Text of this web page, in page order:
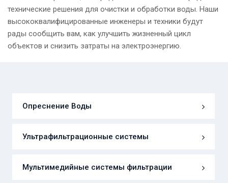
технические решения для очистки и обработки воды. Наши
высококвалифицированные инженеры и техники будут
рады сообщить вам, как улучшить жизненный цикл
объектов и снизить затраты на электроэнергию.
Опреснение Воды
Ультрафильтрационные системы
Мультимедийные системы фильтрации